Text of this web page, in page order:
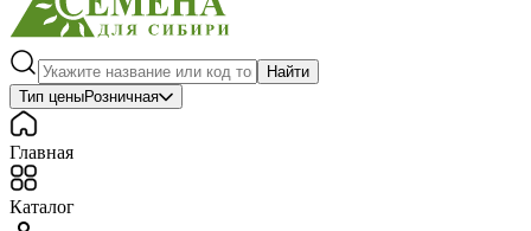
Найти
Тип ценыРозничная
Главная
Каталог